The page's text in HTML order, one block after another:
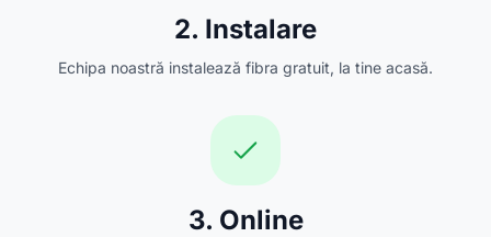
2. Instalare
Echipa noastră instalează fibra gratuit, la tine acasă.
3. Online